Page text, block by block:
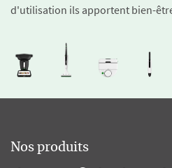
d'utilisation ils apportent bien-
Nos produits